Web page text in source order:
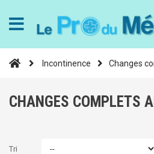
Incontinence Changes
CHANGES COMPLETS
Tri